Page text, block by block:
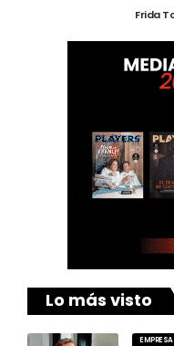
Frida
Lo más visto